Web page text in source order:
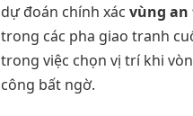
dự đoán chính xác vùng an
trong các pha giao tranh
trong việc chọn vị trí khi
công bất ngờ.